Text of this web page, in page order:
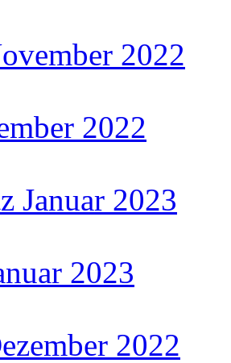
2022
2022
Januar 2023
2023
2022